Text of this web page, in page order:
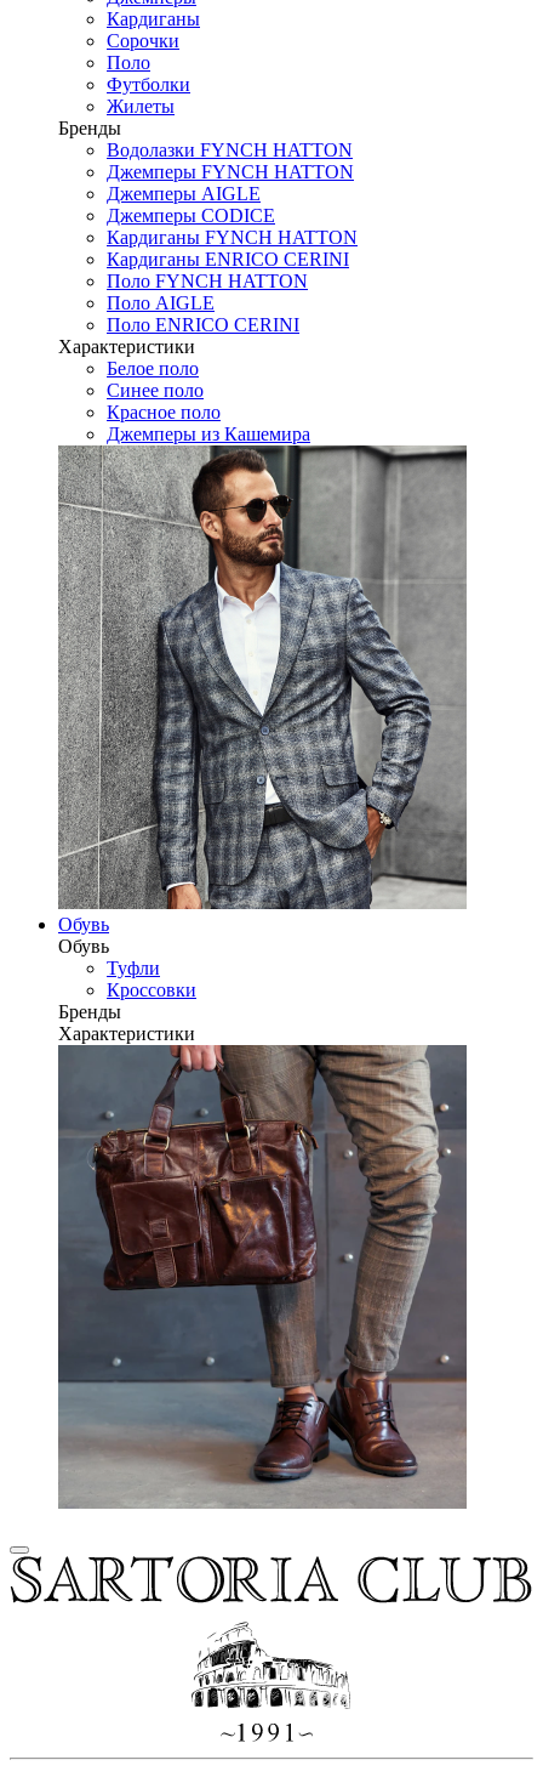
Кардиганы
Сорочки
Поло
Футболки
Жилеты
Бренды
Водолазки FYNCH HATTON
Джемперы FYNCH HATTON
Джемперы AIGLE
Джемперы CODICE
Кардиганы FYNCH HATTON
Кардиганы ENRICO CERINI
Поло FYNCH HATTON
Поло AIGLE
Поло ENRICO CERINI
Характеристики
Белое поло
Синее поло
Красное поло
Джемперы из Кашемира
Обувь
Обувь
Туфли
Кроссовки
Бренды
Характеристики